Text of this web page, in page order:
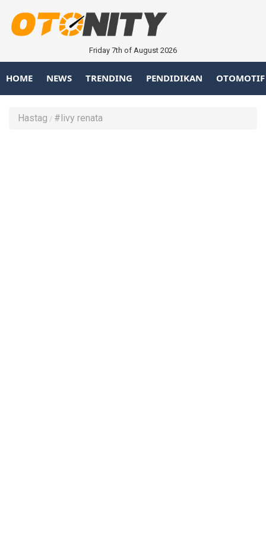
Friday 7th of August 2026
HOME NEWS TRENDING PENDIDIKAN OTOMOTIF
Hastag #livy renata